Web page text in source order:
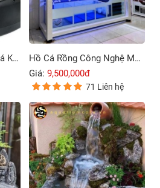
Máy Oxi Tích Điện Hồ Cá Koi Rissee ACD-30B – 80B
Hồ Cá Rồng Công Nghệ Mới 4 Lớp Đáy
Giá: 9,500,000đ
71 Liên hệ